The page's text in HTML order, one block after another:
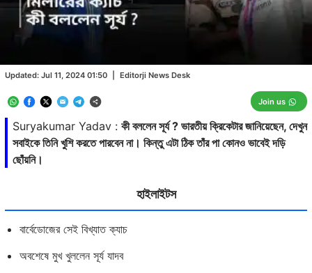
Suryakumar Yadav : কী বললেন সূর্য ? ভারতীয় ক্রিকেটার জানিয়েছেন, দেখুন
সবাইকে তিনি খুশি করতে পারবেন না। কিন্তু এটা ঠিক তাঁর পা কোনও ভাবেই দড়ি
ছোঁয়নি।
Updated: Jul 11, 2024 01:50 Editorji News Desk
Join us
হাইলাইটস
বার্বেডোজের সেই বিখ্যাত ক্যাচ
অবশেষে মুখ খুললেন সূর্য যাদব